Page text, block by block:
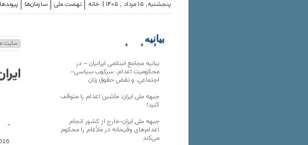
پیوندها سازمان‌ها نهضت ملی خانه پنجشنبه, ۱۵ مرداد , ۱۴۰۵ |
سایت
-
بیانیه
سازمان‌های
بیانیه مجامع اسلامی ایرانیان – در
محکومیت اعدام، سرکوب سیاسی–
اجتماعی، و نقض حقوق زنان
جبهه ملی ایران: ماشین اعدام را متوقف
کنید!
جبهه ملی ایران-خارج از کشور انجام
اعدام‌های وقیحانه در ملأِعام را محکوم
می‌کند